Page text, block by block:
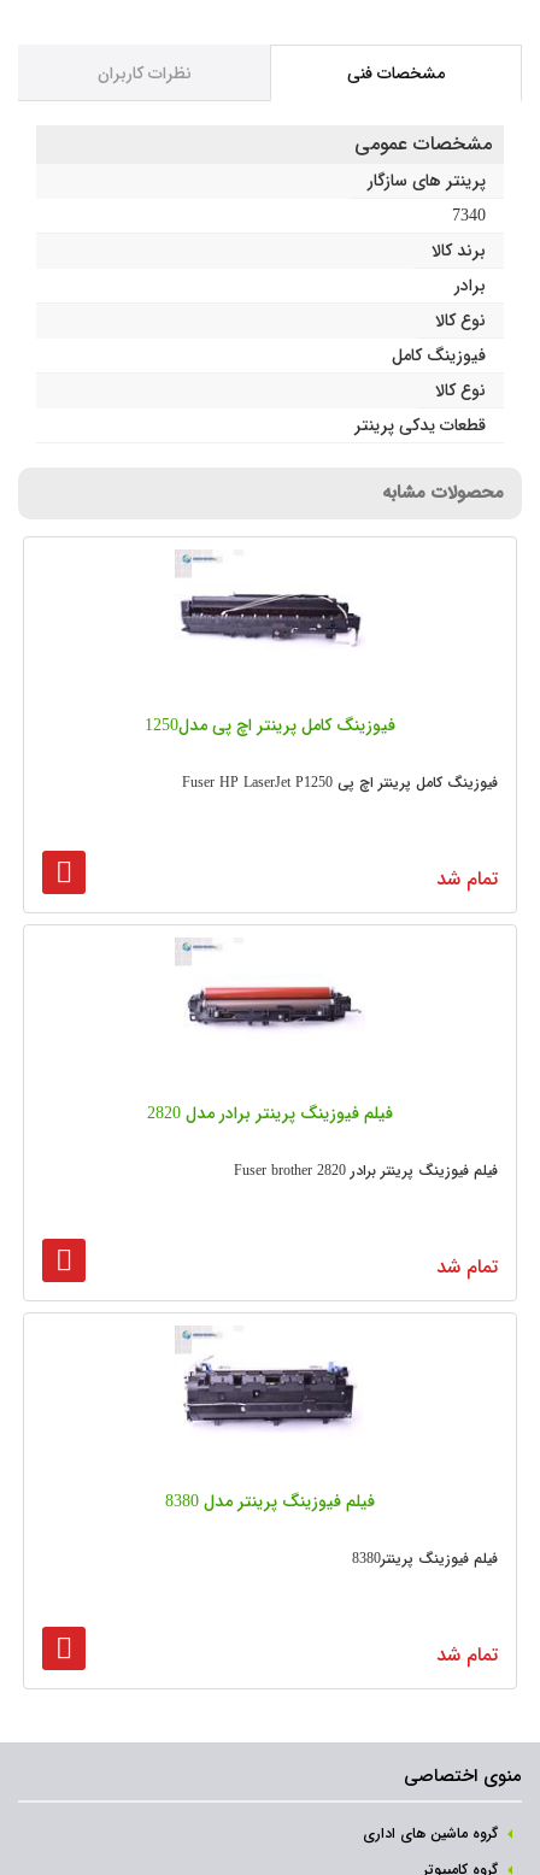
مشخصات فنی نظرات کاربران
مشخصات عمومی
پرینتر های سازگار
7340
برند کالا
برادر
نوع کالا
فیوزینگ کامل
نوع کالا
قطعات یدکی پرینتر
محصولات مشابه
فیوزینگ کامل پرینتر اچ پی مدل1250
فیوزینگ کامل پرینتر اچ پی Fuser HP LaserJet P1250
تمام شد
فیلم فیوزینگ پرینتر برادر مدل 2820
فیلم فیوزینگ پرینتر برادر Fuser brother 2820
تمام شد
فیلم فیوزینگ پرینتر مدل 8380
فیلم فیوزینگ پرینتر8380
تمام شد
منوی اختصاصی
گروه ماشین های اداری
گروه کامپیوتر